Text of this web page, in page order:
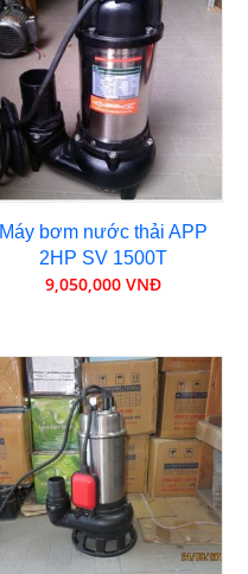
Máy bơm nước thải APP
2HP SV 1500T
9,050,000 VNĐ